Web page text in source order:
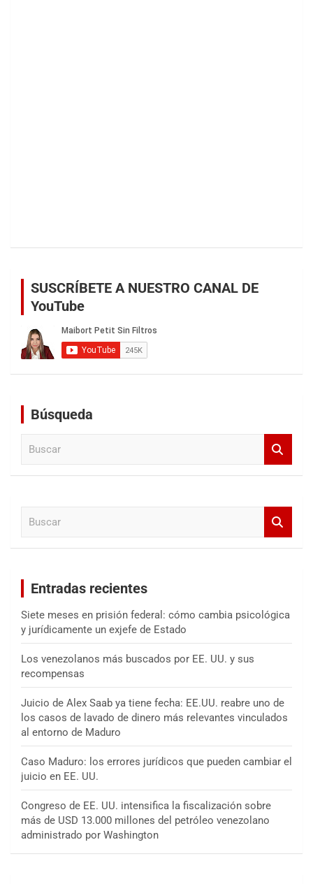
SUSCRÍBETE A NUESTRO CANAL DE
YouTube
Búsqueda
Entradas recientes
Siete meses en prisión federal: cómo cambia psicológica
y jurídicamente un exjefe de Estado
Los venezolanos más buscados por EE. UU. y sus
recompensas
Juicio de Alex Saab ya tiene fecha: EE.UU. reabre uno de
los casos de lavado de dinero más relevantes vinculados
al entorno de Maduro
Caso Maduro: los errores jurídicos que pueden cambiar el
juicio en EE. UU.
Congreso de EE. UU. intensifica la fiscalización sobre
más de USD 13.000 millones del petróleo venezolano
administrado por Washington